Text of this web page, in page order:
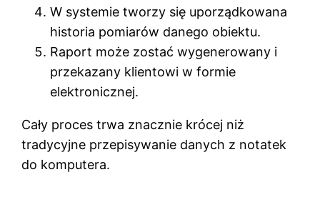
W systemie tworzy się uporządkowana
historia pomiarów danego obiektu.
Raport może zostać wygenerowany i
przekazany klientowi w formie
elektronicznej.
Cały proces trwa znacznie krócej niż
tradycyjne przepisywanie danych z notatek
do komputera.